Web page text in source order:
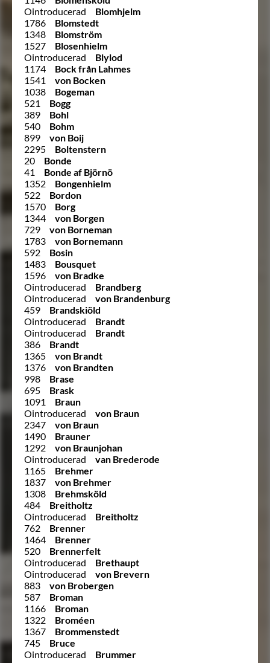
Ointroducerad
Blomhjelm
1786
Blomstedt
1348
Blomström
1527
Blosenhielm
Ointroducerad
Blylod
1174
Bock från Lahmes
1541
von Bocken
1038
Bogeman
521
Bogg
389
Bohl
540
Bohm
899
von Boij
2295
Boltenstern
20
Bonde
41
Bonde af Björnö
1352
Bongenhielm
522
Bordon
1570
Borg
1344
von Borgen
729
von Borneman
1783
von Bornemann
592
Bosin
1483
Bousquet
1596
von Bradke
Ointroducerad
Brandberg
Ointroducerad
von Brandenburg
459
Brandskiöld
Ointroducerad
Brandt
Ointroducerad
Brandt
386
Brandt
1365
von Brandt
1376
von Brandten
998
Brase
695
Brask
1091
Braun
Ointroducerad
von Braun
2347
von Braun
1490
Brauner
1292
von Braunjohan
Ointroducerad
van Brederode
1165
Brehmer
1837
von Brehmer
1308
Brehmsköld
484
Breitholtz
Ointroducerad
Breitholtz
762
Brenner
1464
Brenner
520
Brennerfelt
Ointroducerad
Brethaupt
Ointroducerad
von Brevern
883
von Brobergen
587
Broman
1166
Broman
1322
Broméen
1367
Brommenstedt
745
Bruce
Ointroducerad
Brummer